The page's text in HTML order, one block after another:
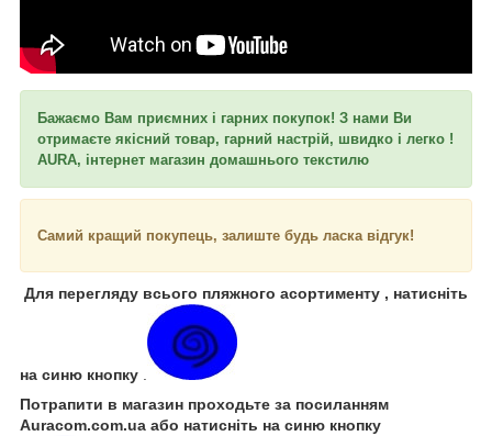
Бажаємо Вам приємних і гарних покупок! З нами Ви
отримаєте якісний товар, гарний настрій, швидко і легко !
AURA, інтернет магазин домашнього текстилю
Самий кращий покупець, залиште будь ласка відгук!
Для перегляду всього пляжного асортименту , натисніть
на синю кнопку
Потрапити в магазин проходьте за посиланням
Auracom.com.ua або натисніть на синю кнопку